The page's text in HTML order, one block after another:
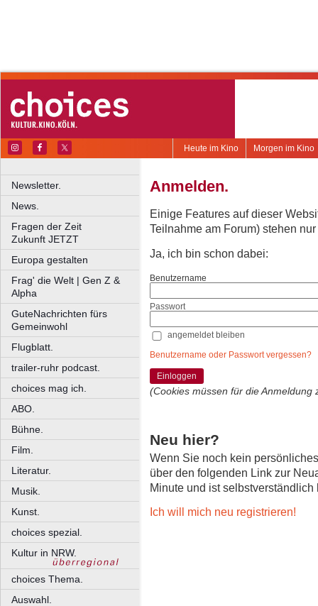
Morgen im Kino
Heute im Kino
Newsletter.
News.
Fragen der Zeit
Zukunft JETZT
Europa gestalten
Frag' die Welt | Gen Z &
Alpha
GuteNachrichten fürs
Gemeinwohl
Flugblatt.
trailer-ruhr podcast.
choices mag ich.
ABO.
Bühne.
Film.
Literatur.
Musik.
Kunst.
choices spezial.
Kultur in NRW.
choices Thema.
Auswahl.
Anmelden.
Einige Features auf dieser
Teilnahme am Forum) stehen
Ja, ich bin schon dabei:
Benutzername
Passwort
angemeldet bleiben
Benutzername oder Passwort vergessen?
Einloggen
(Cookies müssen für die Anmeldung
Neu hier?
Wenn Sie noch kein
über den folgenden Link zur
Minute und ist selbstverständlich
Ich will mich neu registrieren!